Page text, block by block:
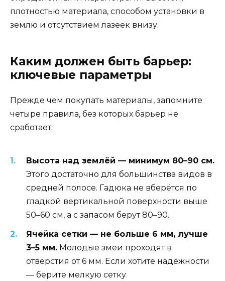
плотностью материала, способом установки в
землю и отсутствием лазеек внизу.
Каким должен быть барьер:
ключевые параметры
Прежде чем покупать материалы, запомните
четыре правила, без которых барьер не
сработает:
Высота над землёй — минимум 80–90 см.
Этого достаточно для большинства видов в
средней полосе. Гадюка не вберётся по
гладкой вертикальной поверхности выше
50–60 см, а с запасом берут 80–90.
Ячейка сетки — не больше 6 мм, лучше
3–5 мм. Молодые змеи проходят в
отверстия от 6 мм. Если хотите надёжности
— берите мелкую сетку.